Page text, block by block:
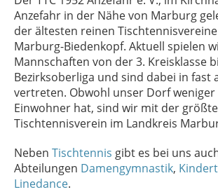
Anzefahr in der Nähe von Marburg
der ältesten reinen
Marburg-Biedenkopf. Aktuell spielen
Mannschaften von der 3. Kreisklasse
Bezirksoberliga und sind dabei in fast
vertreten. Obwohl unser Dorf weniger
Einwohner hat, sind wir mit der größte
Tischtennisverein im Landkreis
Neben Tischtennis gibt es bei uns
Abteilungen Damengymnastik,
Linedance.